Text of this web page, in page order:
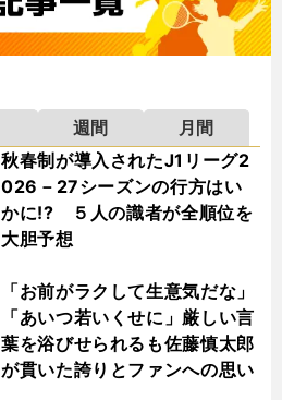
週間
月間
秋春制が導入されたJ1リーグ2
026－27シーズンの行方はい
かに!? ５人の識者が全順位を
大胆予想
「お前がラクして生意気だな」
「あいつ若いくせに」厳しい言
葉を浴びせられるも佐藤慎太郎
が貫いた誇りとファンへの思い